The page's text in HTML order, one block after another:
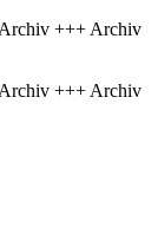
+++ Archiv
+++ Archiv